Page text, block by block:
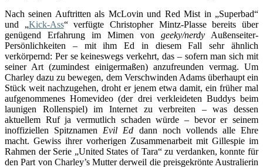
Nach seinen Auftritten als McLovin und Red Mist in „Superbad“
und „Kick-Ass“ verfügte Christopher Mintz-Plasse bereits über
genügend Erfahrung im Mimen von geeky/nerdy Außenseiter-
Persönlichkeiten – mit ihm Ed in diesem Fall sehr ähnlich
verkörpernd: Per se keineswegs verkehrt, das – sofern man sich mit
seiner Art (zumindest einigermaßen) anzufreunden vermag. Um
Charley dazu zu bewegen, dem Verschwinden Adams überhaupt ein
Stück weit nachzugehen, droht er jenem etwa damit, ein früher mal
aufgenommenes Homevideo (der drei verkleideten Buddys beim
launigen Rollenspiel) im Internet zu verbreiten – was dessen
aktuellem Ruf ja vermutlich schaden würde – bevor er seinem
inoffiziellen SpitznamenEvil Ed dann noch vollends alle Ehre
macht. Gewiss ihrer vorherigen Zusammenarbeit mit Gillespie im
Rahmen der Serie „United States of Tara“ zu verdanken, konnte für
den Part von Charley’s Mutter derweil die preisgekrönte Australierin